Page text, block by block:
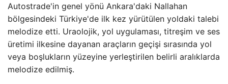
Autostrade'in genel yönü Ankara'daki Nallahan
bölgesindeki Türkiye'de ilk kez yürütülen yoldaki talebi
melodize etti. Uraolojik, yol uygulaması, titreşim ve ses
üretimi ilkesine dayanan araçların geçişi sırasında yol
veya boşlukların yüzeyine yerleştirilen belirli aralıklarda
melodize edilmiş.